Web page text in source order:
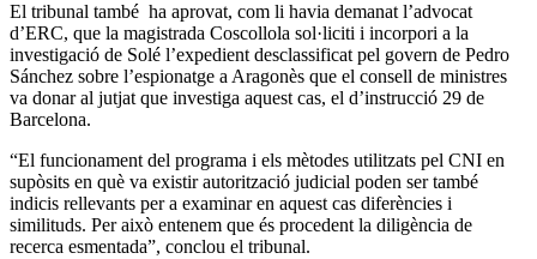
El tribunal també ha aprovat, com li havia demanat l’advocat
d’ERC, que la magistrada Coscollola sol·liciti i incorpori a la
investigació de Solé l’expedient desclassificat pel govern de Pedro
Sánchez sobre l’espionatge a Aragonès que el consell de ministres
va donar al jutjat que investiga aquest cas, el d’instrucció 29 de
Barcelona.
“El funcionament del programa i els mètodes utilitzats pel CNI en
supòsits en què va existir autorització judicial poden ser també
indicis rellevants per a examinar en aquest cas diferències i
similituds. Per això entenem que és procedent la diligència de
recerca esmentada”, conclou el tribunal.